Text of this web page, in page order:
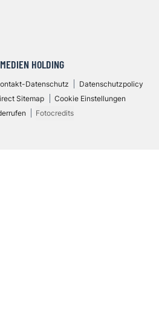
HOLDING
Datenschutz
Datenschutzpolicy
Sitemap
Cookie Einstellungen
Fotocredits